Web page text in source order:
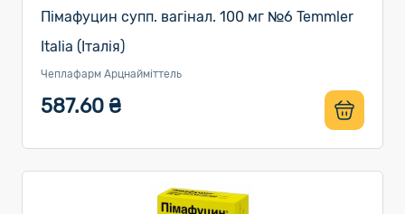
Пімафуцин супп. вагінал. 100 мг №6 Temmler
Italia (Італія)
Чеплафарм Арцнайміттель
587.60 ₴